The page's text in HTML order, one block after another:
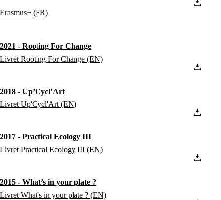
Erasmus+ (FR)
2021 - Rooting For Change
Livret Rooting For Change (EN)
2018 - Up’Cycl’Art
Livret Up'Cycl'Art (EN)
2017 - Practical Ecology III
Livret Practical Ecology III (EN)
2015 - What’s in your plate ?
Livret What's in your plate ? (EN)